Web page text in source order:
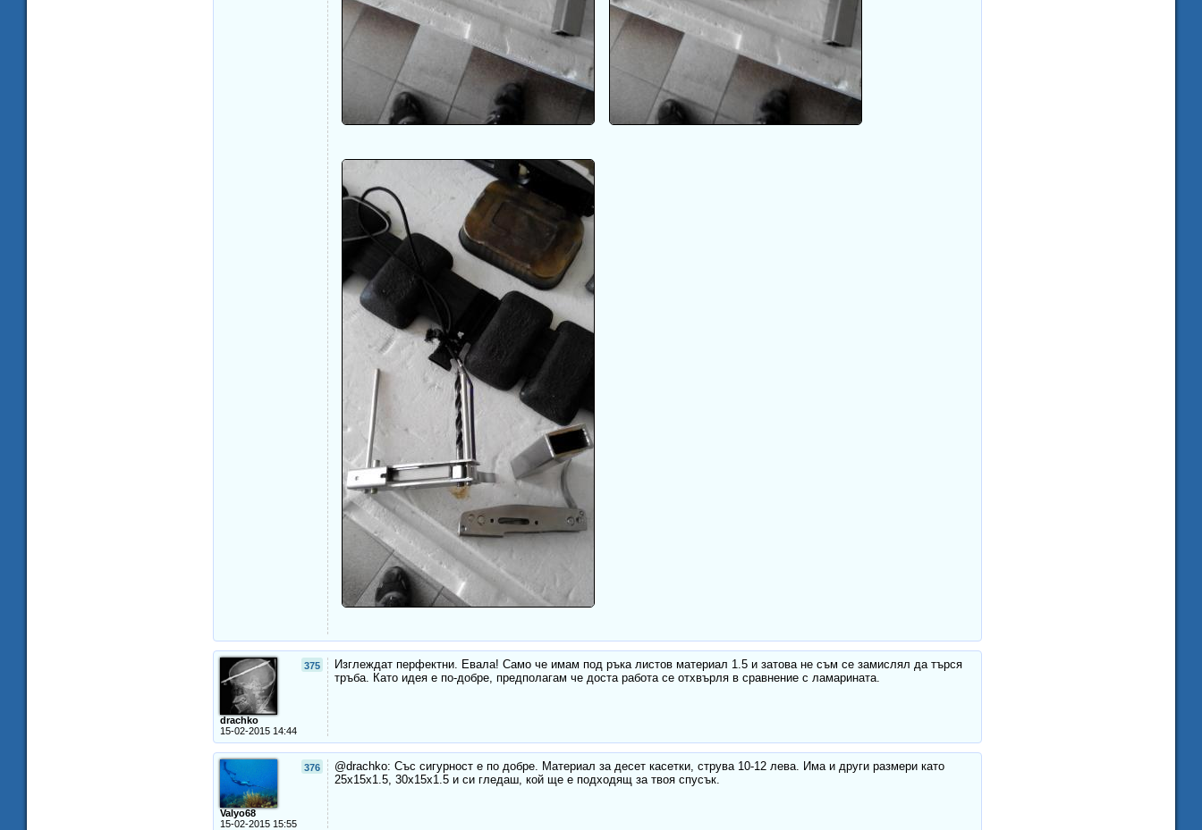
375
drachko
15-02-2015 14:44
Изглеждат перфектни. Евала! Само че имам под ръка листов материал 1.5 и затова не съм се замислял да търся
тръба. Като идея е по-добре, предполагам че доста работа се отхвърля в сравнение с ламарината.
376
Valyo68
15-02-2015 15:55
@drachko: Със сигурност е по добре. Материал за десет касетки, струва 10-12 лева. Има и други размери като
25x15x1.5, 30x15x1.5 и си гледаш, кой ще е подходящ за твоя спусък.